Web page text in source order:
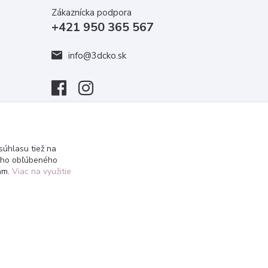
Zákaznícka podpora
+421 950 365 567
info@3dcko.sk
tiež na
obľúbeného
Viac na využitie